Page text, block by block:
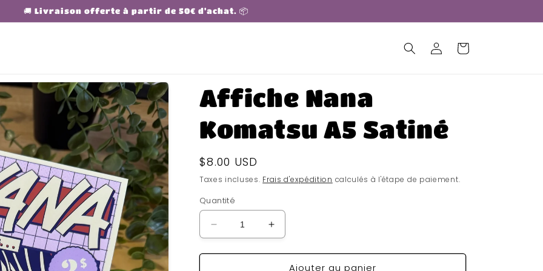
🚚 Livraison offerte à partir de 50€ d'achat. 📦
ConnexionPanier
Affiche Nana
Komatsu A5 Satiné
Prix
habituel
$8.00 USD
Taxes incluses. Frais d'expédition calculés à l'étape de paiement.
Quantité
Réduire
la
quantité
Augmenter
la
quantité
Ajouter au panier